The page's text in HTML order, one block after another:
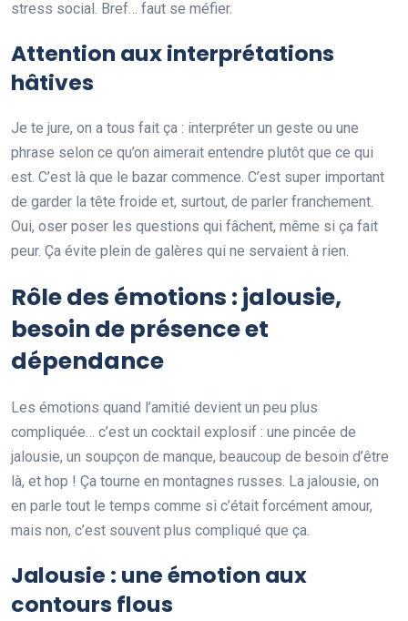
stress social. Bref… faut se méfier.
Attention aux interprétations
hâtives
Je te jure, on a tous fait ça : interpréter un geste ou une
phrase selon ce qu’on aimerait entendre plutôt que ce qui
est. C’est là que le bazar commence. C’est super important
de garder la tête froide et, surtout, de parler franchement.
Oui, oser poser les questions qui fâchent, même si ça fait
peur. Ça évite plein de galères qui ne servaient à rien.
Rôle des émotions : jalousie,
besoin de présence et
dépendance
Les émotions quand l’amitié devient un peu plus
compliquée… c’est un cocktail explosif : une pincée de
jalousie, un soupçon de manque, beaucoup de besoin d’être
là, et hop ! Ça tourne en montagnes russes. La jalousie, on
en parle tout le temps comme si c’était forcément amour,
mais non, c’est souvent plus compliqué que ça.
Jalousie : une émotion aux
contours flous